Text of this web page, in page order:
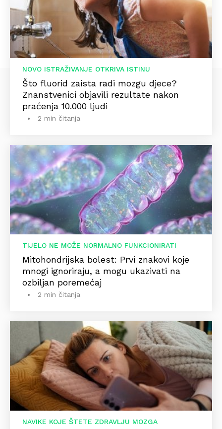
NOVO ISTRAŽIVANJE OTKRIVA ISTINU
Što fluorid zaista radi mozgu djece?
Znanstvenici objavili rezultate nakon
praćenja 10.000 ljudi
2 min čitanja
TIJELO NE MOŽE NORMALNO FUNKCIONIRATI
Mitohondrijska bolest: Prvi znakovi koje
mnogi ignoriraju, a mogu ukazivati na
ozbiljan poremećaj
2 min čitanja
NAVIKE KOJE ŠTETE ZDRAVLJU MOZGA